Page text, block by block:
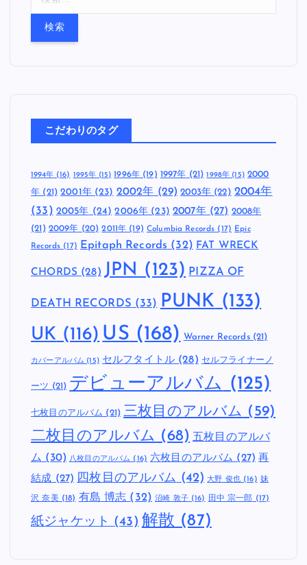
こだわりのタグ
1994年(16) 1995年 (15) 1996年(19) 1997年 (21) 1998年 (15) 2000
年 (21) 2001年(23) 2002年 (29) 2003年 (22) 2004年
(33) 2005年 (24) 2006年 (23) 2007年(27) 2008年
(21) 2009年 (20) 2011年 (19) Columbia Records (17) Epic
Records (17) Epitaph Records (32) FAT WRECK
CHORDS (28) JPN (123) PIZZA OF
DEATH RECORDS (33) PUNK (133)
UK (116) US (168) Warner Records(21)
カバーアルバム (15) セルフタイトル(28) セルフライナーノ
ーツ (21) デビューアルバム (125)
七枚目のアルバム (21) 三枚目のアルバム (59)
二枚目のアルバム (68) 五枚目のアルバ
ム (30) 八枚目のアルバム (16) 六枚目のアルバム (27) 再
結成 (27) 四枚目のアルバム (42) 大野 俊也(16) 妹
沢 奈美(18) 有島 博志 (32) 沼崎 敦子(16) 田中 宗一郎 (17)
紙ジャケット (43) 解散 (87)